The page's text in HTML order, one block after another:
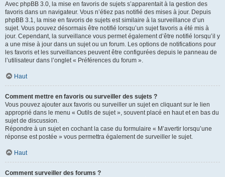
Avec phpBB 3.0, la mise en favoris de sujets s’apparentait à la gestion des
favoris dans un navigateur. Vous n’étiez pas notifié des mises à jour. Depuis
phpBB 3.1, la mise en favoris de sujets est similaire à la surveillance d’un
sujet. Vous pouvez désormais être notifié lorsqu’un sujet favoris a été mis à
jour. Cependant, la surveillance vous permet également d’être notifié lorsqu’il y
a une mise à jour dans un sujet ou un forum. Les options de notifications pour
les favoris et les surveillances peuvent être configurées depuis le panneau de
l’utilisateur dans l’onglet « Préférences du forum ».
Haut
Comment mettre en favoris ou surveiller des sujets ?
Vous pouvez ajouter aux favoris ou surveiller un sujet en cliquant sur le lien
approprié dans le menu « Outils de sujet », souvent placé en haut et en bas du
sujet de discussion.
Répondre à un sujet en cochant la case du formulaire « M’avertir lorsqu’une
réponse est postée » vous permettra également de surveiller le sujet.
Haut
Comment surveiller des forums ?